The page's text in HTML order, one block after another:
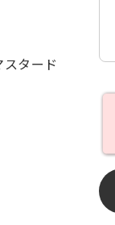
タード